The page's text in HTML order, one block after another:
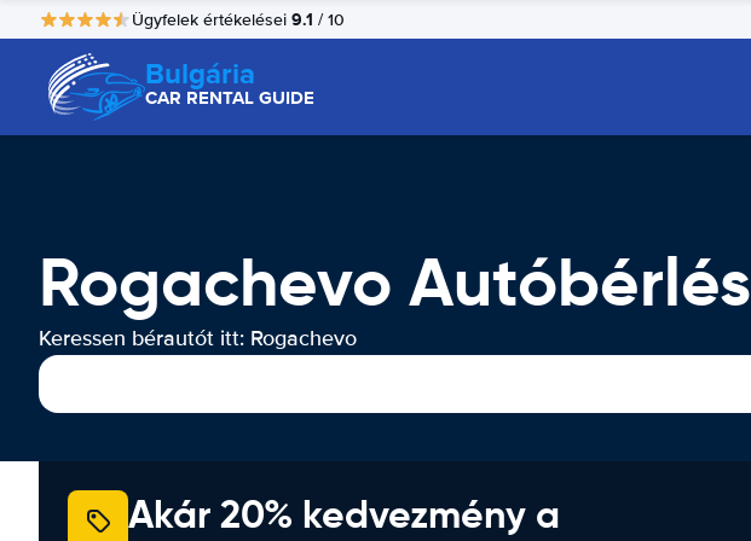
Ügyfelek értékelései 9.1 / 10
Bulgária
CAR RENTAL GUIDE
Rogachevo Autóbérlés
Keressen bérautót itt: Rogachevo
Akár 20% kedvezmény a